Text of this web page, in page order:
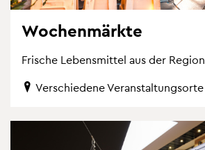
Wo­chen­märk­te
Fri­sche Le­bens­mit­tel aus der Re­gi­on
Ver­schie­de­ne Ver­an­stal­tungs­or­te